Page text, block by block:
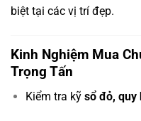
biệt tại các vị trí đẹp.
Kinh Nghiệm Mua
Trọng Tấn
Kiểm tra kỹ sổ đỏ, quy